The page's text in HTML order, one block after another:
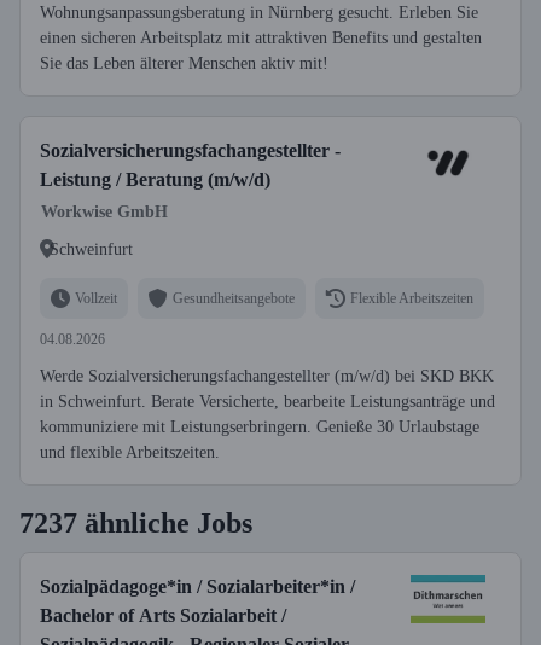
Wohnungsanpassungsberatung in Nürnberg gesucht. Erleben Sie
einen sicheren Arbeitsplatz mit attraktiven Benefits und gestalten
Sie das Leben älterer Menschen aktiv mit!
Sozialversicherungsfachangestellter -
Leistung / Beratung (m/w/d)
Workwise GmbH
Schweinfurt
Vollzeit Gesundheitsangebote Flexible Arbeitszeiten
04.08.2026
Werde Sozialversicherungsfachangestellter (m/w/d) bei SKD BKK
in Schweinfurt. Berate Versicherte, bearbeite Leistungsanträge und
kommuniziere mit Leistungserbringern. Genieße 30 Urlaubstage
und flexible Arbeitszeiten.
7237 ähnliche Jobs
Sozialpädagoge*in / Sozialarbeiter*in /
Bachelor of Arts Sozialarbeit /